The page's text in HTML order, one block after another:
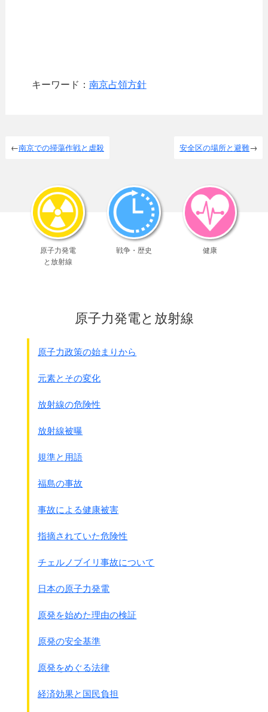
キーワード： 南京占領方針
南京での掃蕩作戦と虐殺 安全区の場所と避難
原子力発電
と放射線
戦争・歴史 健康
原子力発電と放射線
原子力政策の始まりから
元素とその変化
放射線の危険性
放射線被曝
規準と用語
福島の事故
事故による健康被害
指摘されていた危険性
チェルノブイリ事故について
日本の原子力発電
原発を始めた理由の検証
原発の安全基準
原発をめぐる法律
経済効果と国民負担